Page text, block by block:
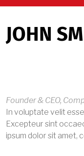
JOHN
Founder & CEO,
In voluptate velit
Excepteur sint
ipsum dolor sit amet,